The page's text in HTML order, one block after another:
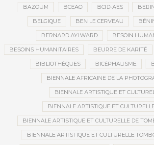
BAZOUM BCEAO BCID-AES
BELGIQUE BEN LE CERVEAU
BERNARD AYLWARD BESOIN
BESOINS HUMANITAIRES BEURRE DE KARITÉ
BIBLIOTHÈQUES BICÉPHALISME
BIENNALE AFRICAINE DE LA
BIENNALE ARTISTIQUE ET
BIENNALE ARTISTIQUE ET
BIENNALE ARTISTIQUE ET CULTURELLE DE
BIENNALE ARTISTIQUE ET CULTURELLE